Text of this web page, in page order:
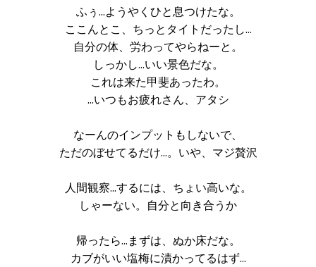
ふぅ…ようやくひと息つけたな。
ここんとこ、ちっとタイトだったし…
自分の体、労わってやらねーと。
しっかし…いい景色だな。
これは来た甲斐あったわ。
…いつもお疲れさん、アタシ
なーんのインプットもしないで、
ただのぼせてるだけ…。いや、マジ贅沢
人間観察…するには、ちょい高いな。
しゃーない。自分と向き合うか
帰ったら…まずは、ぬか床だな。
カブがいい塩梅に漬かってるはず…